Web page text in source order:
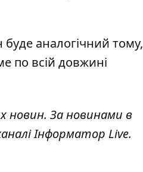
буде аналогічний тому,
по всій довжині
новин. За новинами в
Інформатор Live.